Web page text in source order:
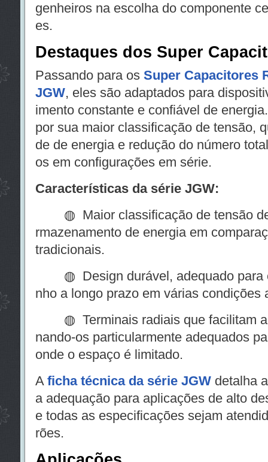
genheiros na escolha do componente
es.
Destaques dos Super
Passando para os Super Capacitores
JGW, eles são adaptados para
imento constante e confiável de
por sua maior classificação de tensão,
de de energia e redução do número
os em configurações em série.
Características da série JGW:
◍ Maior classificação de tensão de
rmazenamento de energia em
tradicionais.
◍ Design durável, adequado para
nho a longo prazo em várias condições
◍ Terminais radiais que facilitam a
nando-os particularmente adequados
onde o espaço é limitado.
A ficha técnica da série JGWdetalha
a adequação para aplicações de alto
e todas as especificações sejam
rões.